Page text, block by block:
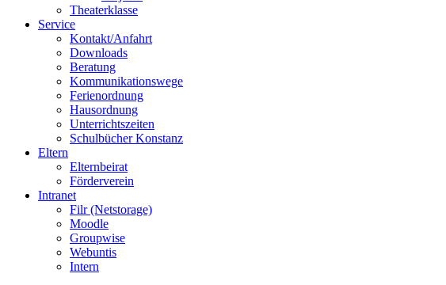
Theaterklasse
Service
Kontakt/Anfahrt
Downloads
Beratung
Kommunikationswege
Ferienordnung
Hausordnung
Unterrichtszeiten
Schulbücher Konstanz
Eltern
Elternbeirat
Förderverein
Intranet
Filr (Netstorage)
Moodle
Groupwise
Webuntis
Intern